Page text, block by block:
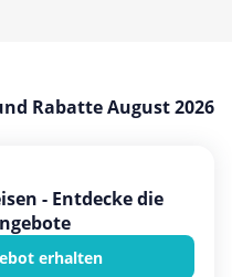
Rabatte August 2026
- Entdecke die
erhalten